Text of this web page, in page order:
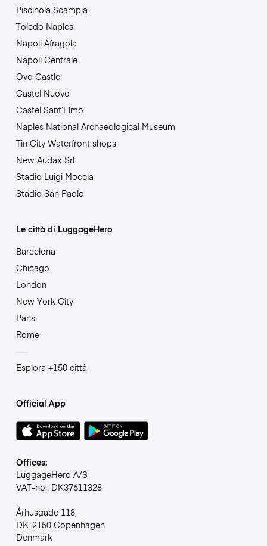
Piscinola Scampia
Toledo Naples
Napoli Afragola
Napoli Centrale
Ovo Castle
Castel Nuovo
Castel Sant’Elmo
Naples National Archaeological Museum
Tin City Waterfront shops
New Audax Srl
Stadio Luigi Moccia
Stadio San Paolo
Le città di LuggageHero
Barcelona
Chicago
London
New York City
Paris
Rome
Esplora +150 città
Official App
Offices:
LuggageHero A/S
VAT-no.: DK37611328
Århusgade 118,
DK-2150 Copenhagen
Denmark